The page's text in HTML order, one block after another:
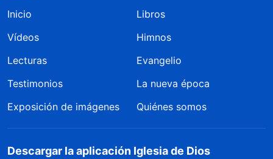
Inicio
Libros
Vídeos
Himnos
Lecturas
Evangelio
Testimonios
La nueva época
Exposición de imágenes
Quiénes somos
Descargar la aplicación Iglesia de Dios